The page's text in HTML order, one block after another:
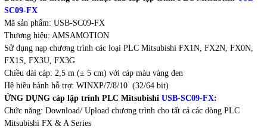
SC09-FX
Mã sản phẩm: USB-SC09-FX
Thương hiệu: AMSAMOTION
Sử dụng nạp chương trình các loại PLC Mitsubishi FX1N, FX2N, FX0N,
FX1S, FX3U, FX3G
Chiều dài cáp: 2,5 m (± 5 cm) với cáp màu vàng đen
Hệ hiều hành hỗ trợ: WINXP/7/8/10 (32/64 bit)
ỨNG DỤNG cáp lập trình PLC Mitsubishi USB-SC09-FX:
Chức năng: Download/ Upload chương trình cho tất cả các dòng PLC
Mitsubishi FX & A Series